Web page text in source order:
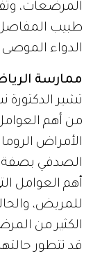
المرضعات،
طبيب
الدواء الموصى
ممارسة
تشير الدكتورة
من أهم
الأمراض
الصدفي بصفة
أهم العوامل
للمريض،
الكثير من
قد تتطور